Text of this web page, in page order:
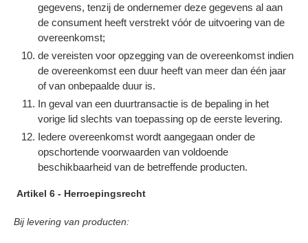
gegevens, tenzij de ondernemer deze gegevens al aan
de consument heeft verstrekt vóór de uitvoering van de
overeenkomst;
de vereisten voor opzegging van de overeenkomst indien
de overeenkomst een duur heeft van meer dan één jaar
of van onbepaalde duur is.
In geval van een duurtransactie is de bepaling in het
vorige lid slechts van toepassing op de eerste levering.
Iedere overeenkomst wordt aangegaan onder de
opschortende voorwaarden van voldoende
beschikbaarheid van de betreffende producten.
Artikel 6 - Herroepingsrecht
Bij levering van producten: